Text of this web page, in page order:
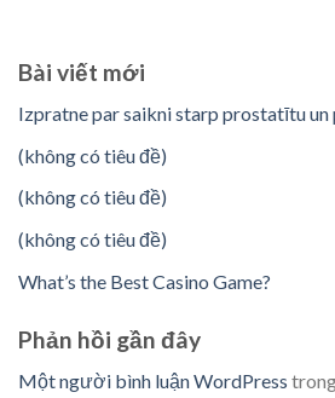
Bài viết mới
Izpratne par saikni starp prostatītu
(không có tiêu đề)
(không có tiêu đề)
(không có tiêu đề)
What’s the Best Casino Game?
Phản hồi gần đây
Một người bình luận WordPress